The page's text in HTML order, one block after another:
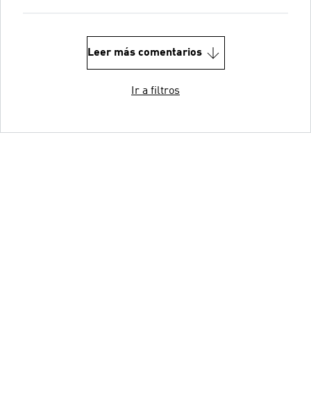
Leer más comentarios
Ir a filtros